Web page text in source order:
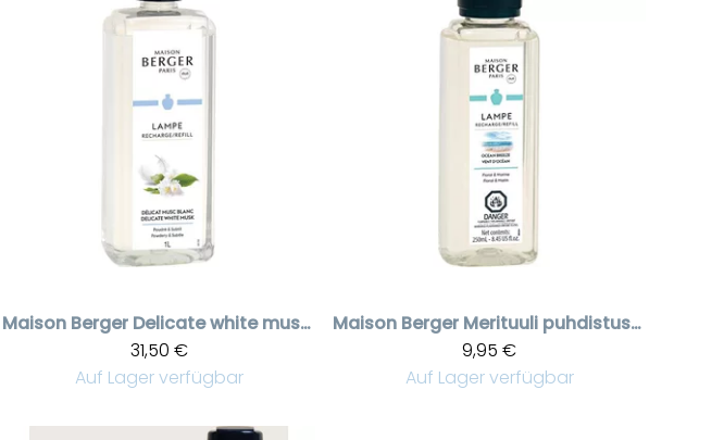
Maison Berger
Delicate white musk puhdistusneste liter
31,50 €
Auf Lager verfügbar
Maison Berger
Merituuli puhdistusneste 250 ml, ocean breeze
9,95 €
Auf Lager verfügbar